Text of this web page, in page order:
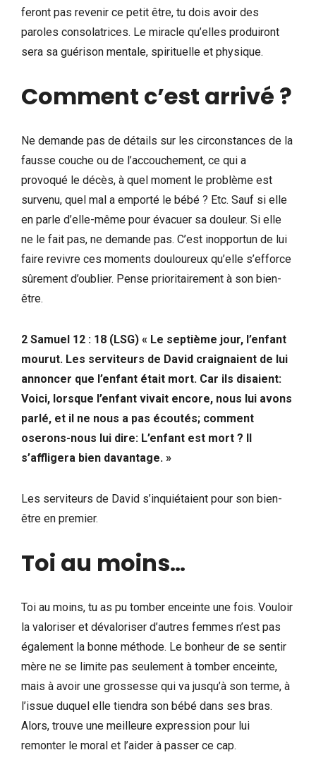
feront pas revenir ce petit être, tu dois avoir des
paroles consolatrices. Le miracle qu’elles produiront
sera sa guérison mentale, spirituelle et physique.
Comment c’est arrivé ?
Ne demande pas de détails sur les circonstances de la
fausse couche ou de l’accouchement, ce qui a
provoqué le décès, à quel moment le problème est
survenu, quel mal a emporté le bébé ? Etc. Sauf si elle
en parle d’elle-même pour évacuer sa douleur. Si elle
ne le fait pas, ne demande pas. C’est inopportun de lui
faire revivre ces moments douloureux qu’elle s’efforce
sûrement d’oublier. Pense prioritairement à son bien-
être.
2 Samuel 12 : 18 (LSG) « Le septième jour, l’enfant
mourut. Les serviteurs de David craignaient de lui
annoncer que l’enfant était mort. Car ils disaient:
Voici, lorsque l’enfant vivait encore, nous lui avons
parlé, et il ne nous a pas écoutés; comment
oserons-nous lui dire: L’enfant est mort ? Il
s’affligera bien davantage. »
Les serviteurs de David s’inquiétaient pour son bien-
être en premier.
Toi au moins…
Toi au moins, tu as pu tomber enceinte une fois. Vouloir
la valoriser et dévaloriser d’autres femmes n’est pas
également la bonne méthode. Le bonheur de se sentir
mère ne se limite pas seulement à tomber enceinte,
mais à avoir une grossesse qui va jusqu’à son terme, à
l’issue duquel elle tiendra son bébé dans ses bras.
Alors, trouve une meilleure expression pour lui
remonter le moral et l’aider à passer ce cap.